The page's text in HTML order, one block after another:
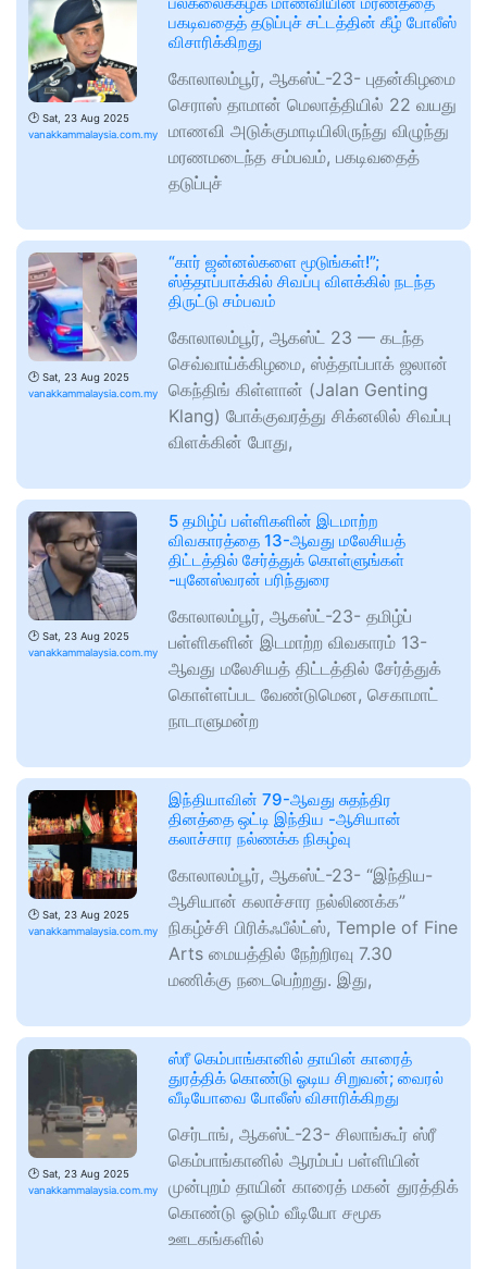
🕑 Sat, 23 Aug 2025
vanakkammalaysia.com.my
பகடிவதைத் தடுப்புச் சட்டத்தின் கீழ் போலீஸ்
விசாரிக்கிறது
கோலாலம்பூர், ஆகஸ்ட்-23- புதன்கிழமை
செராஸ் தாமான் மெலாத்தியில் 22 வயது
மாணவி அடுக்குமாடியிலிருந்து விழுந்து
மரணமடைந்த சம்பவம், பகடிவதைத்
தடுப்புச்
🕑 Sat, 23 Aug 2025
vanakkammalaysia.com.my
“கார் ஜன்னல்களை மூடுங்கள்!”;
ஸ்த்தாப்பாக்கில் சிவப்பு விளக்கில் நடந்த
திருட்டு சம்பவம்
கோலாலம்பூர், ஆகஸ்ட் 23 — கடந்த
செவ்வாய்க்கிழமை, ஸ்த்தாப்பாக் ஜலான்
கெந்திங் கிள்ளான் (Jalan Genting
Klang) போக்குவரத்து சிக்னலில் சிவப்பு
விளக்கின் போது,
🕑 Sat, 23 Aug 2025
vanakkammalaysia.com.my
5 தமிழ்ப் பள்ளிகளின் இடமாற்ற
விவகாரத்தை 13-ஆவது மலேசியத்
திட்டத்தில் சேர்த்துக் கொள்ளுங்கள்
-யுனேஸ்வரன் பரிந்துரை
கோலாலம்பூர், ஆகஸ்ட்-23- தமிழ்ப்
பள்ளிகளின் இடமாற்ற விவகாரம் 13-
ஆவது மலேசியத் திட்டத்தில் சேர்த்துக்
கொள்ளப்பட வேண்டுமென, செகாமாட்
நாடாளுமன்ற
🕑 Sat, 23 Aug 2025
vanakkammalaysia.com.my
இந்தியாவின் 79-ஆவது சுதந்திர
தினத்தை ஒட்டி இந்திய -ஆசியான்
கலாச்சார நல்ணக்க நிகழ்வு
கோலாலம்பூர், ஆகஸ்ட்-23- “இந்திய-
ஆசியான் கலாச்சார நல்லிணக்க”
நிகழ்ச்சி பிரிக்ஃபீல்ட்ஸ், Temple of Fine
Arts மையத்தில் நேற்றிரவு 7.30
மணிக்கு நடைபெற்றது. இது,
🕑 Sat, 23 Aug 2025
vanakkammalaysia.com.my
ஸ்ரீ கெம்பாங்கானில் தாயின் காரைத்
துரத்திக் கொண்டு ஓடிய சிறுவன்; வைரல்
வீடியோவை போலீஸ் விசாரிக்கிறது
செர்டாங், ஆகஸ்ட்-23- சிலாங்கூர் ஸ்ரீ
கெம்பாங்கானில் ஆரம்பப் பள்ளியின்
முன்புறம் தாயின் காரைத் மகன் துரத்திக்
கொண்டு ஓடும் வீடியோ சமூக
ஊடகங்களில்